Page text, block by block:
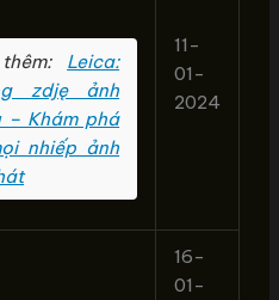
Leica:
zdję ảnh
– Khám phá
nhiếp ảnh
11-
01-
2024
16-
01-